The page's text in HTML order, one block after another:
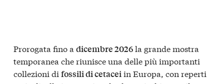
Prorogata fino a dicembre 2026la grande mostra
temporanea che riunisce una delle più importanti
collezioni di fossili di cetaceiin Europa, con reperti